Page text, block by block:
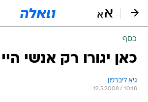
כסף
כאן יגורו רק אנשי
גיא ליברמן
12.5.2008 / 10:18